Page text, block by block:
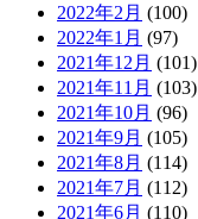
2022年2月 (100)
2022年1月 (97)
2021年12月 (101)
2021年11月 (103)
2021年10月 (96)
2021年9月 (105)
2021年8月 (114)
2021年7月 (112)
2021年6月 (110)